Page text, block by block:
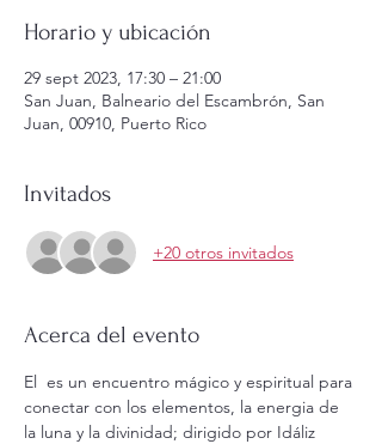
Horario y ubicación
29 sept 2023, 17:30 – 21:00
San Juan, Balneario del Escambrón, San
Juan, 00910, Puerto Rico
Invitados
+20 otros invitados
Acerca del evento
El es un encuentro mágico y espiritual para
conectar con los elementos, la energia de
la luna y la divinidad; dirigido por Idáliz